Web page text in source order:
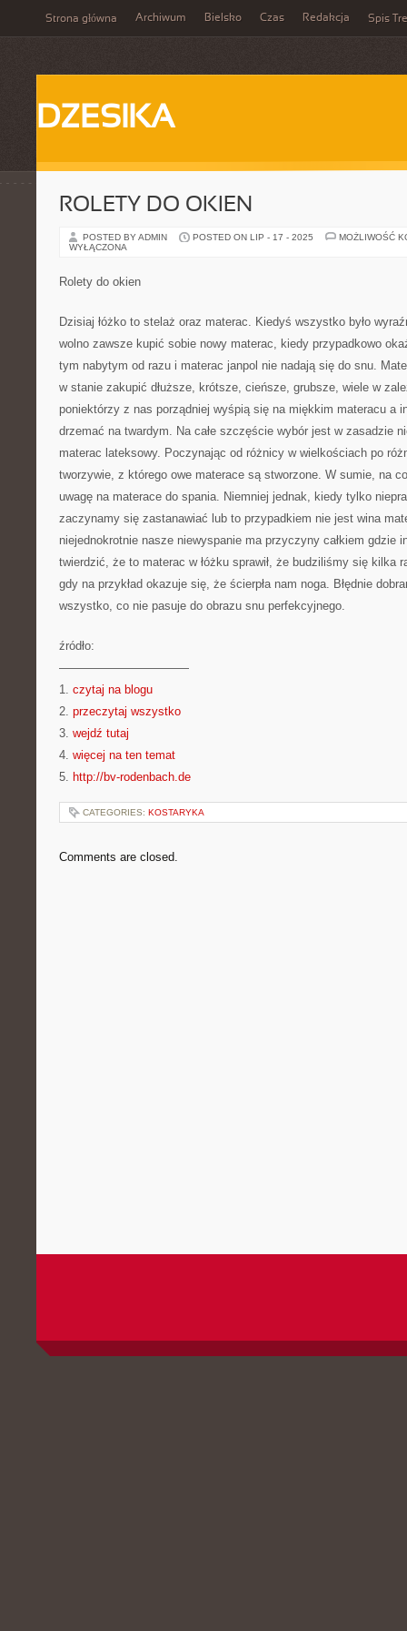
Strona główna Archiwum Bielsko Czas Redakcja Spis
DZESIKA
ROLETY DO OKIEN
POSTED BY ADMIN POSTED ON LIP - 17 - 2025
MOŻLIWOŚĆ
WYŁĄCZONA
Rolety do okien
Dzisiaj łóżko to stelaż oraz materac. Kiedyś wszystko było
wolno zawsze kupić sobie nowy materac, kiedy przypadkowo
tym nabytym od razu i materac janpol nie nadają się do snu.
w stanie zakupić dłuższe, krótsze, cieńsze, grubsze, wiele w
poniektórzy z nas porządniej wyśpią się na miękkim materacu a
drzemać na twardym. Na całe szczęście wybór jest w zasadzie
materac lateksowy. Poczynając od różnicy w wielkościach po
tworzywie, z którego owe materace są stworzone. W sumie, na
uwagę na materace do spania. Niemniej jednak, kiedy tylko
zaczynamy się zastanawiać lub to przypadkiem nie jest wina
niejednokrotnie nasze niewyspanie ma przyczyny całkiem gdzie
twierdzić, że to materac w łóżku sprawił, że budziliśmy się kilka
gdy na przykład okazuje się, że ścierpła nam noga. Błędnie
wszystko, co nie pasuje do obrazu snu perfekcyjnego.
źródło:
———————————
1. czytaj na blogu
2. przeczytaj wszystko
3. wejdź tutaj
4. więcej na ten temat
5. http://bv-rodenbach.de
CATEGORIES: KOSTARYKA
Comments are closed.